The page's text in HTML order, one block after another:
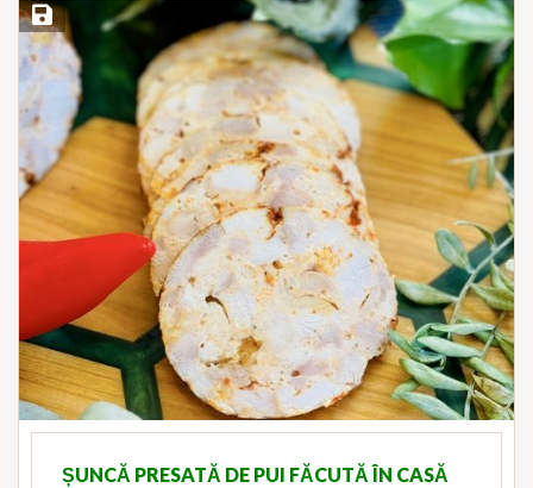
Save Recipe
ȘUNCĂ PRESATĂ DE PUI FĂCUTĂ ÎN CASĂ